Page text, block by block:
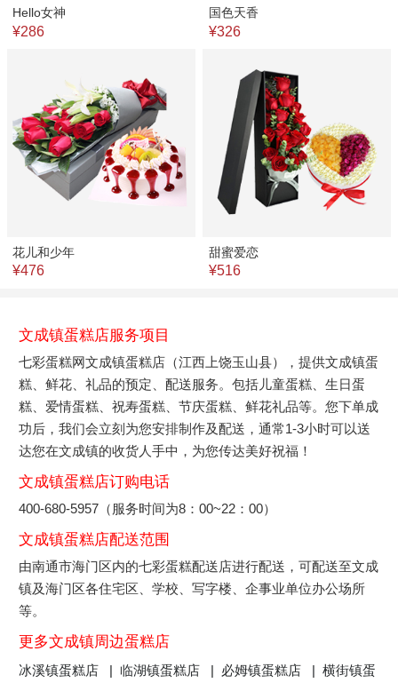
Hello女神
¥286
国色天香
¥326
花儿和少年
¥476
甜蜜爱恋
¥516
文成镇蛋糕店服务项目
七彩蛋糕网文成镇蛋糕店（江西上饶玉山县），提供文成镇蛋
糕、鲜花、礼品的预定、配送服务。包括儿童蛋糕、生日蛋
糕、爱情蛋糕、祝寿蛋糕、节庆蛋糕、鲜花礼品等。您下单成
功后，我们会立刻为您安排制作及配送，通常1-3小时可以送
达您在文成镇的收货人手中，为您传达美好祝福！
文成镇蛋糕店订购电话
400-680-5957（服务时间为8：00~22：00）
文成镇蛋糕店配送范围
由南通市海门区内的七彩蛋糕配送店进行配送，可配送至文成
镇及海门区各住宅区、学校、写字楼、企事业单位办公场所
等。
更多文成镇周边蛋糕店
冰溪镇蛋糕店 |临湖镇蛋糕店 | 必姆镇蛋糕店 |横街镇蛋